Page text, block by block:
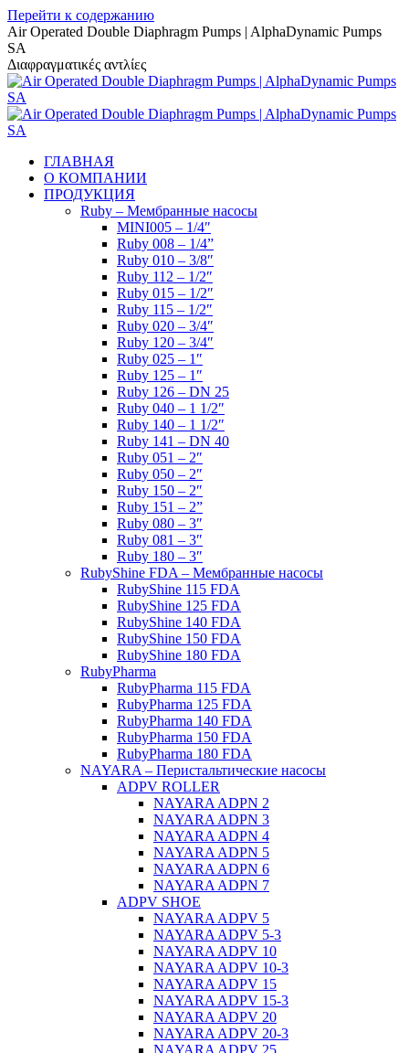
Перейти к содержанию
Air Operated Double Diaphragm Pumps | AlphaDynamic Pumps
SA
Διαφραγματικές αντλίες
ГЛАВНАЯ
О КОМПАНИИ
ПРОДУКЦИЯ
Ruby – Мембранные насосы
MINI005 – 1/4″
Ruby 008 – 1/4”
Ruby 010 – 3/8″
Ruby 112 – 1/2″
Ruby 015 – 1/2″
Ruby 115 – 1/2″
Ruby 020 – 3/4″
Ruby 120 – 3/4″
Ruby 025 – 1″
Ruby 125 – 1″
Ruby 126 – DN 25
Ruby 040 – 1 1/2″
Ruby 140 – 1 1/2″
Ruby 141 – DN 40
Ruby 051 – 2″
Ruby 050 – 2″
Ruby 150 – 2″
Ruby 151 – 2”
Ruby 080 – 3″
Ruby 081 – 3″
Ruby 180 – 3″
RubyShine FDA – Мембранные насосы
RubyShine 115 FDA
RubyShine 125 FDA
RubyShine 140 FDA
RubyShine 150 FDA
RubyShine 180 FDA
RubyPharma
RubyPharma 115 FDA
RubyPharma 125 FDA
RubyPharma 140 FDA
RubyPharma 150 FDA
RubyPharma 180 FDA
NAYARA – Перистальтические насосы
ADPV ROLLER
NAYARA ADPN 2
NAYARA ADPN 3
NAYARA ADPN 4
NAYARA ADPN 5
NAYARA ADPN 6
NAYARA ADPN 7
ADPV SHOE
ΝAYARA ADPV 5
NAYARA ADPV 5-3
NAYARA ADPV 10
NAYARA ADPV 10-3
NAYARA ADPV 15
NAYARA ADPV 15-3
NAYARA ADPV 20
NAYARA ADPV 20-3
NAYARA ADPV 25